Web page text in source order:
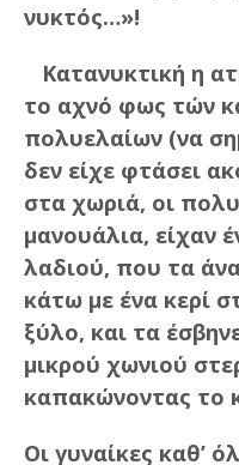
νυκτός…»!
Κατανυκτική η
το αχνό φως τών
πολυελαίων (να
δεν είχε φτάσει
στα χωριά, οι
μανουάλια, είχαν
λαδιού, που τα
κάτω με ένα κερί
ξύλο, και τα
μικρού χωνιού
καπακώνοντας το
Οι γυναίκες καθ’